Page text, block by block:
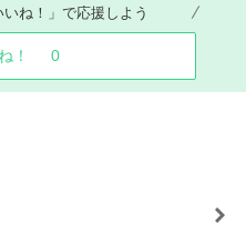
ね！」で応援しよう
！ 0